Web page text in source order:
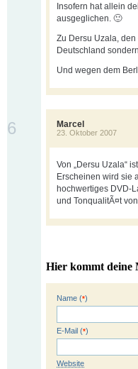
Insofern hat allein
ausgeglichen. 🙂
Zu Dersu Uzala,
Deutschland
Und wegen dem
Marcel
23. Oktober 2007
6
Von „Dersu Uzala“
Erscheinen wird sie
hochwertiges DVD-
und TonqualitÃ¤t
Hier kommt deine
Name (*)
E-Mail (*)
Website